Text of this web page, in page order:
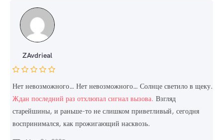
ZAvdrieal
Нет невозможного… Нет невозможного… Солнце светило в щеку.
Ждан последний раз отхлюпал сигнал вызова. Взгляд
старейшины, и раньше-то не слишком приветливый, сегодня
воспринимался, как прожигающий насквозь.